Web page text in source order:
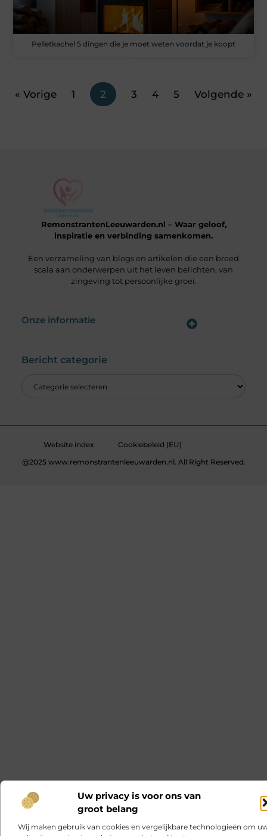
Uw privacy is voor ons van
groot belang
Wij maken gebruik van cookies en vergelijkbare technologieën om
Pelletkachel 5 dingen die je moet weten voordat je koopt
« Vorige 1 2 3 4 5 Volgende »
RemonstrantenLeeuwarden.nl – Waar geloof,
inspiratie en verbinding samenkomen.
Een verzameling van blogs en artikelen die een breed
scala aan onderwerpen uit het leven belichten, van
zingeving tot persoonlijke groei.
Onze informatie
Bericht categorie
Website index
Cookiebeleid (EU)
@2025 www.remonstrantenleeuwarden.nl. All Right Reserved.